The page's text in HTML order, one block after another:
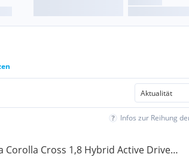
Infos zur Reihung
Corolla Cross 1,8 Hybrid Active Drive